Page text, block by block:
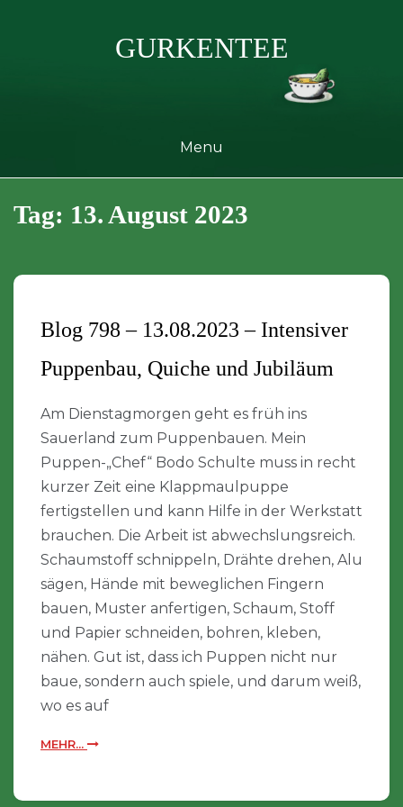
GURKENTEE
Menu
Tag: 13. August 2023
Blog 798 – 13.08.2023 – Intensiver
Puppenbau, Quiche und Jubiläum
Am Dienstagmorgen geht es früh ins
Sauerland zum Puppenbauen. Mein
Puppen-„Chef“ Bodo Schulte muss in recht
kurzer Zeit eine Klappmaulpuppe
fertigstellen und kann Hilfe in der Werkstatt
brauchen. Die Arbeit ist abwechslungsreich.
Schaumstoff schnippeln, Drähte drehen, Alu
sägen, Hände mit beweglichen Fingern
bauen, Muster anfertigen, Schaum, Stoff
und Papier schneiden, bohren, kleben,
nähen. Gut ist, dass ich Puppen nicht nur
baue, sondern auch spiele, und darum weiß,
wo es auf
MEHR...